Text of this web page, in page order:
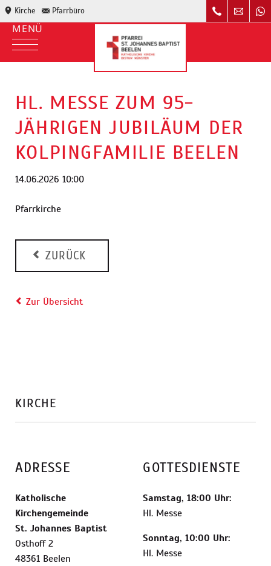
Kirche Pfarrbüro
HL. MESSE ZUM 95-
JÄHRIGEN JUBILÄUM DER
KOLPINGFAMILIE BEELEN
14.06.2026 10:00
Pfarrkirche
ZURÜCK
Zur Übersicht
KIRCHE
ADRESSE
Katholische
Kirchengemeinde
St. Johannes Baptist
Osthoff 2
48361 Beelen
GOTTESDIENSTE
Samstag, 18:00 Uhr:
Hl. Messe
Sonntag, 10:00 Uhr:
Hl. Messe